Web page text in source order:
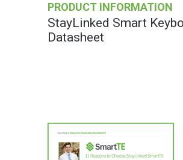
PRODUCT INFORMATION
StayLinked Smart
Datasheet